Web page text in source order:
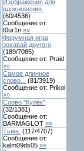
Изображения для
вдохновения.
(60/4536)
Сообщение от:
t0ur1n »»
Форумная игра
зохавай другого
(189/7085)
Сообщение от: Praid
»»
Самое длинное
слово...
(81/3919)
Сообщение от: Prikol
»»
Слово "Кулёк"
(32/1381)
Сообщение от:
BARMAGLOT »»
Тьма. (117/4707)
Сообщение от:
kalm09ds05 »»